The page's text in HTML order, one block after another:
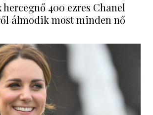
400 ezres Chanel
álmodik most minden nő